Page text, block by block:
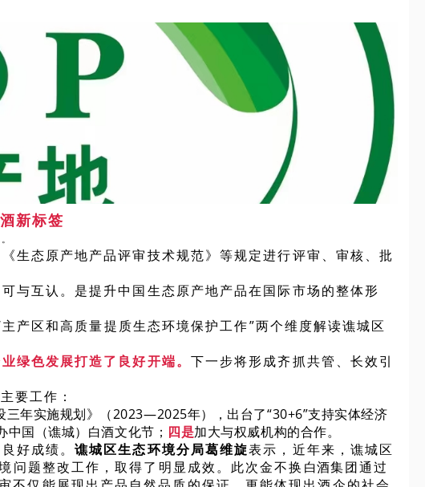
新标签
生态原产地产品评审技术规范》等规定进行评审、审核、批
与互认。是提升中国生态原产地产品在国际市场的整体形
产区和高质量提质生态环境保护工作”两个维度解读谯城区
绿色发展打造了良好开端。 下一步将形成齐抓共管、长效引
要工作：
年实施规划》（2023—2025年），出台了“30+6”支持实体经济
中国（谯城）白酒文化节； 四是加大与权威机构的合作。
好成绩。谯城区生态环境分局葛维旋表示，近年来，谯城区
问题整改工作，取得了明显成效。此次金不换 白酒集团通过